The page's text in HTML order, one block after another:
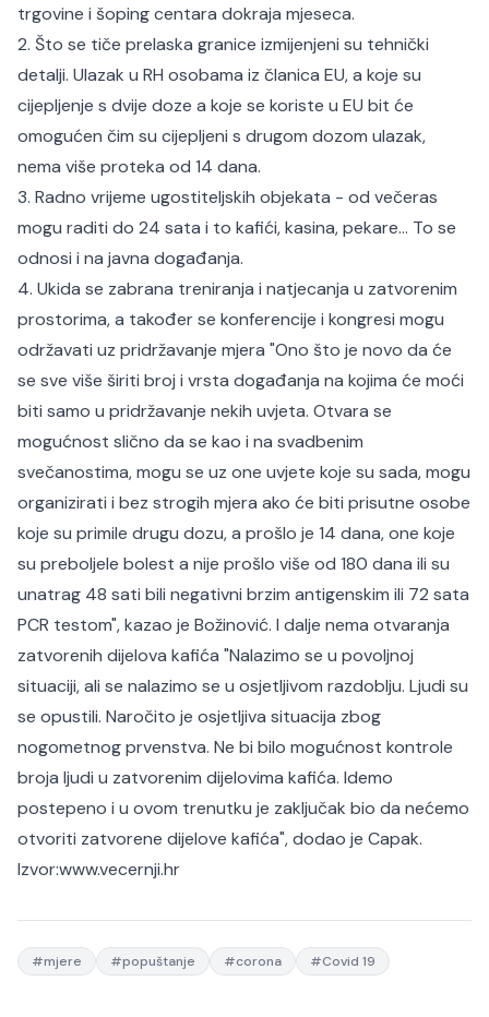
trgovine i šoping centara dokraja mjeseca.
2. Što se tiče prelaska granice izmijenjeni su tehnički
detalji. Ulazak u RH osobama iz članica EU, a koje su
cijepljenje s dvije doze a koje se koriste u EU bit će
omogućen čim su cijepljeni s drugom dozom ulazak,
nema više proteka od 14 dana.
3. Radno vrijeme ugostiteljskih objekata - od večeras
mogu raditi do 24 sata i to kafići, kasina, pekare... To se
odnosi i na javna događanja.
4. Ukida se zabrana treniranja i natjecanja u zatvorenim
prostorima, a također se konferencije i kongresi mogu
održavati uz pridržavanje mjera "Ono što je novo da će
se sve više širiti broj i vrsta događanja na kojima će moći
biti samo u pridržavanje nekih uvjeta. Otvara se
mogućnost slično da se kao i na svadbenim
svečanostima, mogu se uz one uvjete koje su sada, mogu
organizirati i bez strogih mjera ako će biti prisutne osobe
koje su primile drugu dozu, a prošlo je 14 dana, one koje
su preboljele bolest a nije prošlo više od 180 dana ili su
unatrag 48 sati bili negativni brzim antigenskim ili 72 sata
PCR testom", kazao je Božinović. I dalje nema otvaranja
zatvorenih dijelova kafića "Nalazimo se u povoljnoj
situaciji, ali se nalazimo se u osjetljivom razdoblju. Ljudi su
se opustili. Naročito je osjetljiva situacija zbog
nogometnog prvenstva. Ne bi bilo mogućnost kontrole
broja ljudi u zatvorenim dijelovima kafića. Idemo
postepeno i u ovom trenutku je zaključak bio da nećemo
otvoriti zatvorene dijelove kafića", dodao je Capak.
Izvor:www.vecernji.hr
#mjere #popuštanje #corona #Covid 19